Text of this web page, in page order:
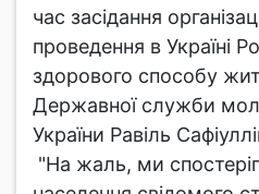
час засідання
проведення в Україні
здорового способу
Державної служби
України Равіль
"На жаль, ми